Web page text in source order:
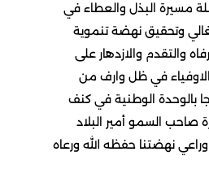
مسيرة البذل والعطاء في
وتحقيق نهضة تنموية
والتقدم والازدهار على
الاوفياء في ظل وارف من
بالوحدة الوطنية في كنف
صاحب السمو أمير البلاد
نهضتنا حفظه الله ورعاه